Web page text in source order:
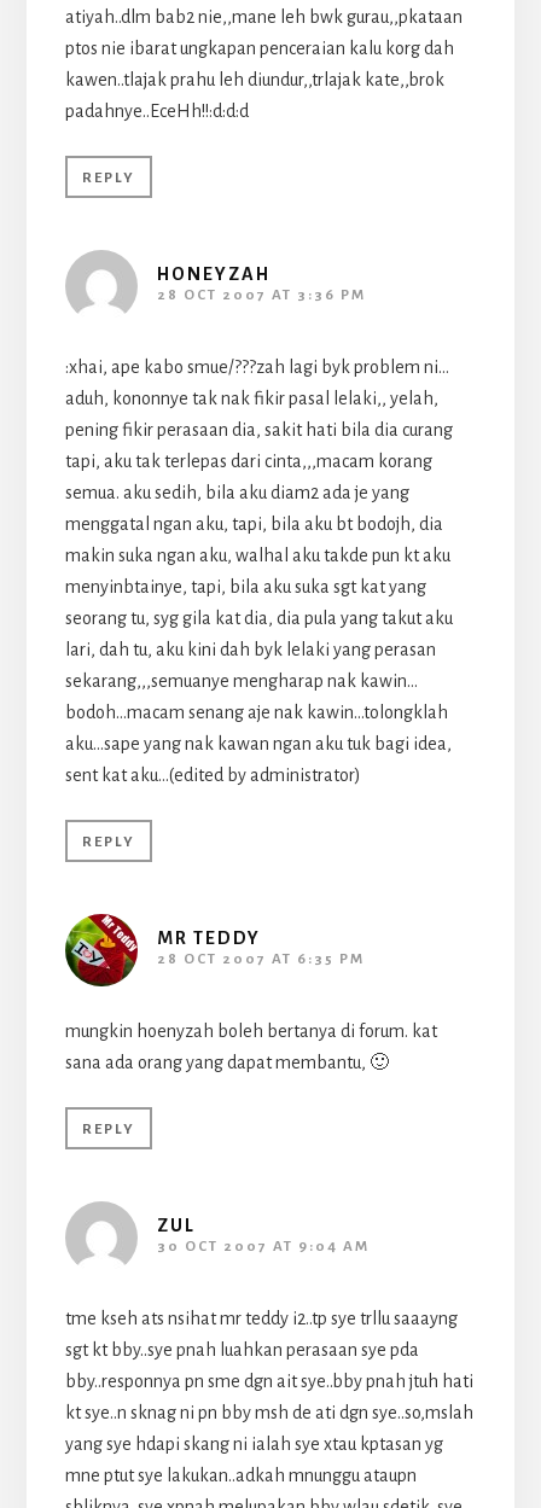
atiyah..dlm bab2 nie,,mane leh bwk gurau,,pkataan
ptos nie ibarat ungkapan penceraian kalu korg dah
kawen..tlajak prahu leh diundur,,trlajak kate,,brok
padahnye..EceHh!!:d:d:d
REPLY
HONEYZAH
28 OCT 2007 AT 3:36 PM
:xhai, ape kabo smue/???zah lagi byk problem ni…
aduh, kononnye tak nak fikir pasal lelaki,, yelah,
pening fikir perasaan dia, sakit hati bila dia curang
tapi, aku tak terlepas dari cinta,,,macam korang
semua. aku sedih, bila aku diam2 ada je yang
menggatal ngan aku, tapi, bila aku bt bodojh, dia
makin suka ngan aku, walhal aku takde pun kt aku
menyinbtainye, tapi, bila aku suka sgt kat yang
seorang tu, syg gila kat dia, dia pula yang takut aku
lari, dah tu, aku kini dah byk lelaki yang perasan
sekarang,,,semuanye mengharap nak kawin…
bodoh…macam senang aje nak kawin…tolongklah
aku…sape yang nak kawan ngan aku tuk bagi idea,
sent kat aku…(edited by administrator)
REPLY
MR TEDDY
28 OCT 2007 AT 6:35 PM
mungkin hoenyzah boleh bertanya di forum. kat
sana ada orang yang dapat membantu, 🙂
REPLY
ZUL
30 OCT 2007 AT 9:04 AM
tme kseh ats nsihat mr teddy i2..tp sye trllu saaayng
sgt kt bby..sye pnah luahkan perasaan sye pda
bby..responnya pn sme dgn ait sye..bby pnah jtuh hati
kt sye..n sknag ni pn bby msh de ati dgn sye..so,mslah
yang sye hdapi skang ni ialah sye xtau kptasan yg
mne ptut sye lakukan..adkah mnunggu ataupn